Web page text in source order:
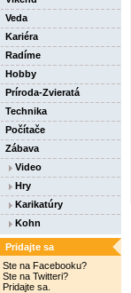
Veda
Kariéra
Radíme
Hobby
Príroda-Zvieratá
Technika
Počítače
Zábava
Video
Hry
Karikatúry
Kohn
Pridajte sa
Ste na Facebooku?
Ste na Twitteri?
Pridajte sa.